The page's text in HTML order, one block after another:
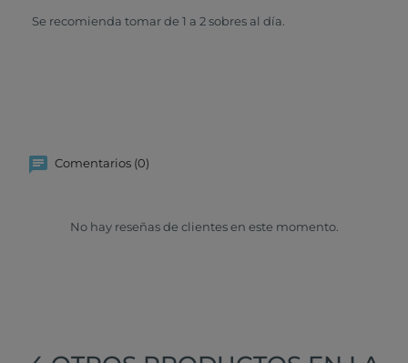
Se recomienda tomar de 1 a 2 sobres al día.
Comentarios (0)
No hay reseñas de clientes en este momento.